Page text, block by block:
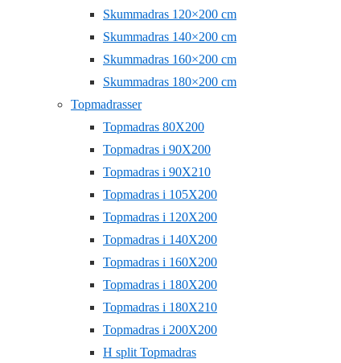
Skummadras 120×200 cm
Skummadras 140×200 cm
Skummadras 160×200 cm
Skummadras 180×200 cm
Topmadrasser
Topmadras 80X200
Topmadras i 90X200
Topmadras i 90X210
Topmadras i 105X200
Topmadras i 120X200
Topmadras i 140X200
Topmadras i 160X200
Topmadras i 180X200
Topmadras i 180X210
Topmadras i 200X200
H split Topmadras